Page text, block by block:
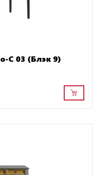
С 03 (Блэк 9)